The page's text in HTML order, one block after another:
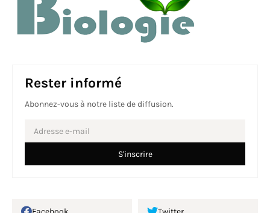
Rester informé
Abonnez-vous à notre liste de diffusion.